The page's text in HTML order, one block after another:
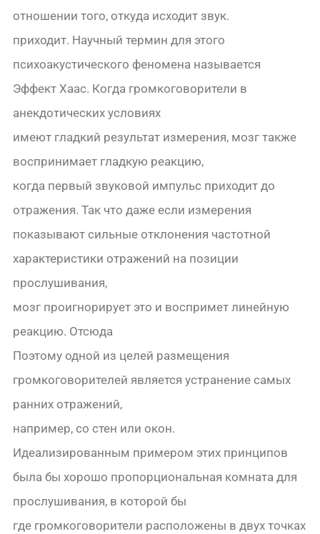
отношении того, откуда исходит звук.
приходит. Научный термин для этого
психоакустического феномена называется
Эффект Хаас. Когда громкоговорители в
анекдотических условиях
имеют гладкий результат измерения, мозг также
воспринимает гладкую реакцию,
когда первый звуковой импульс приходит до
отражения. Так что даже если измерения
показывают сильные отклонения частотной
характеристики отражений на позиции
прослушивания,
мозг проигнорирует это и воспримет линейную
реакцию. Отсюда
Поэтому одной из целей размещения
громкоговорителей является устранение самых
ранних отражений,
например, со стен или окон.
Идеализированным примером этих принципов
была бы хорошо пропорциональная комната для
прослушивания, в которой бы
где громкоговорители расположены в двух точках